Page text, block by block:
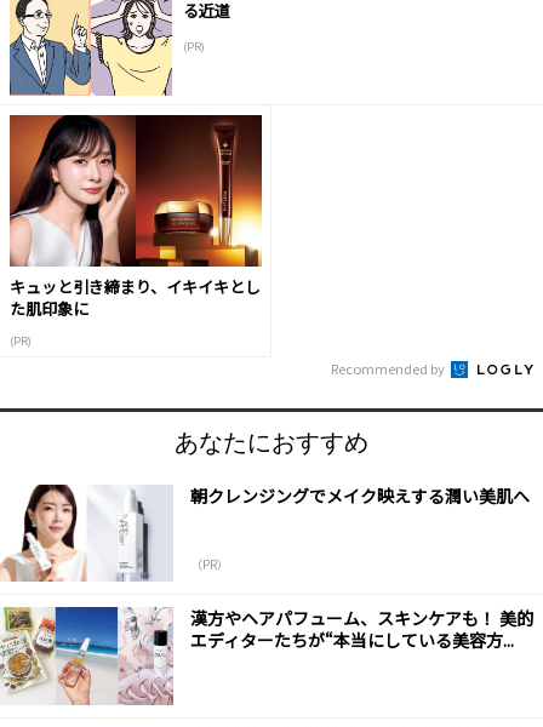
る近道
(PR)
キュッと引き締まり、イキイキとし
た肌印象に
(PR)
Recommended by
あなたにおすすめ
朝クレンジングでメイク映えする潤い美肌へ
（PR）
漢方やヘアパフューム、スキンケアも！ 美的
エディターたちが“本当にしている美容方...